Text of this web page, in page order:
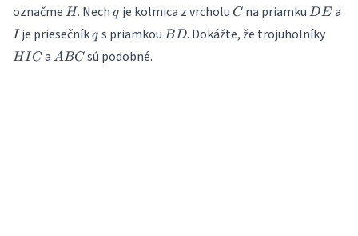
označme H
H. Nechq
q je kolmica z vrcholu C
C na priamkuDE
DE a
Ije priesečníkq
q s priamkou BD
BD. Dokážte, že trojuholníky
HICa ABC
ABC sú podobné.